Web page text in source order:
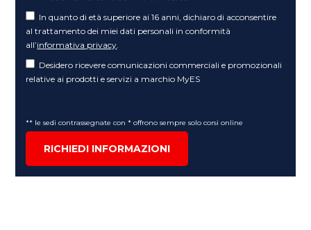
In quanto di età superiore ai 16 anni, dichiaro di acconsentire
al trattamento dei miei dati personali in conformità
all’informativa privacy
Desidero ricevere comunicazioni commerciali e promozionali
relative ai prodotti e servizi a marchio MyES
** le sedi contrassegnate con * offrono sempre solo corsi online
RICHIEDI INFORMAZIONI